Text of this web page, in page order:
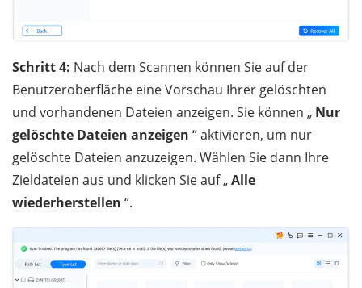
Schritt 4: Nach dem Scannen können Sie auf der
Benutzeroberfläche eine Vorschau Ihrer gelöschten
und vorhandenen Dateien anzeigen. Sie können „ Nur
gelöschte Dateien anzeigen “ aktivieren, um nur
gelöschte Dateien anzuzeigen. Wählen Sie dann Ihre
Zieldateien aus und klicken Sie auf „Alle
wiederherstellen “.